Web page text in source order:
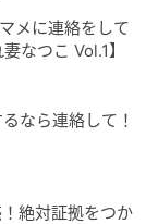
上げており、
メに連絡をして
なつこ Vol.1】
なら連絡して！
！絶対証拠をつか